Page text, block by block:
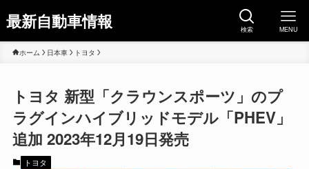
最新自動車情報 検索 MENU
ホーム 日本車 トヨタ
トヨタ 新型「クラウンスポーツ」のプ
ラグインハイブリッドモデル「PHEV」
追加 2023年12月19日発売
トヨタ